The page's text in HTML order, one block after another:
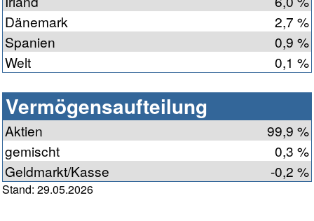
Dänemark
2,7 %
Spanien
0,9 %
Welt
0,1 %
Vermögensaufteilung
Aktien
99,9 %
gemischt
0,3 %
Geldmarkt/Kasse
-0,2 %
Stand: 29.05.2026